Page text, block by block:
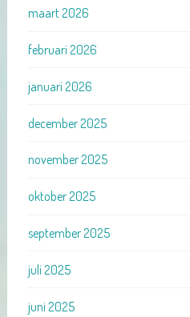
maart 2026
februari 2026
januari 2026
december 2025
november 2025
oktober 2025
september 2025
juli 2025
juni 2025